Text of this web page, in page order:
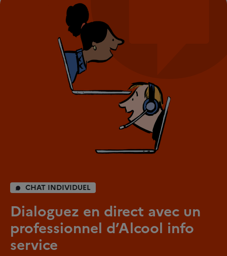
CHAT INDIVIDUEL
Dialoguez en direct avec un
professionnel d’Alcool info
service